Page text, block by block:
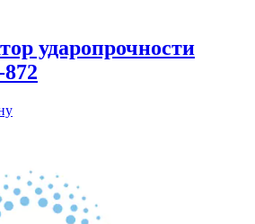
ударопрочности